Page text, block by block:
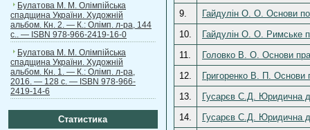
Булатова М. М. Олімпійська
спадщина України. Художній
альбом. Кн. 2. — К.: Олімп. л-ра, 144
с.. — ISBN 978-966-2419-16-0
Булатова М. М. Олімпійська
спадщина України. Художній
альбом. Кн. 1. — К.: Олімп. л-ра,
2016. — 128 с. — ISBN 978-966-
2419-14-6
Статистика
9.
Гайдулін О. О. Основи
10.
Гайдулін О. О. Римське
11.
Головко В. О. Основи
12.
Григоренко В. П.
13.
Гусарєв С.Д. Юридична
14.
Гусарєв С.Д. Юридична